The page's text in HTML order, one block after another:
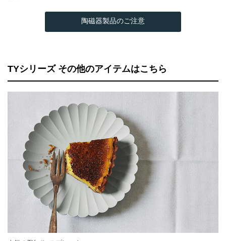
陶磁器製品のご注意
TYシリーズ その他のアイテムはこちら